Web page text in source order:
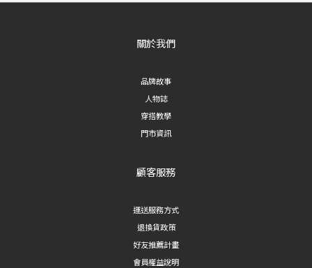
關於我們
品牌故事
人物誌
穿搭教學
門市資訊
顧客服務
運送服務方式
退換貨政策
好友推薦計畫
會員權益說明